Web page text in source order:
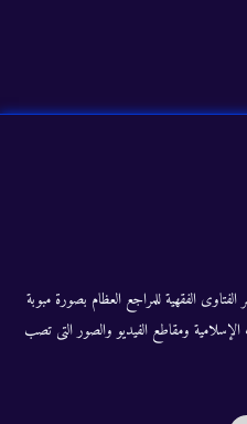
الفقهية للمراجع العظام بصورة مبوبة
الإسلامية ومقاطع الفيديو والصور التى تصب